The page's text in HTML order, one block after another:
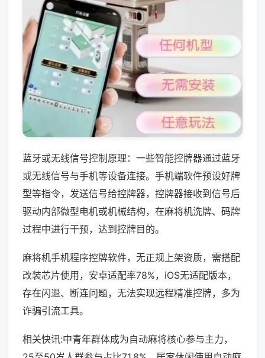
蓝牙或无线信号控制原理：一些智能控牌器通过蓝牙
或无线信号与手机等设备连接。手机端软件预设好牌
型等指令，发送信号给控牌器，控牌器接收到信号后
驱动内部微型电机或机械结构，在麻将机洗牌、码牌
过程中进行干预，达到控牌目的。
麻将机手机程序控牌软件，无正规上架资质，需搭配
改装芯片使用，安卓适配率78%，iOS无适配版本，
存在闪退、断连问题，无法实现远程精准控牌，多为
诈骗引流工具。
相关快讯:中青年群体成为自动麻将核心参与主力，